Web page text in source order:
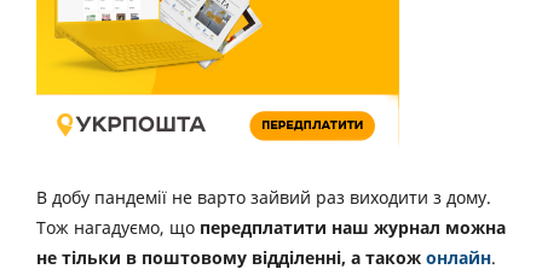
В добу пандемії не варто зайвий раз виходити з дому.
Тож нагадуємо, що передплатити наш журнал можна
не тільки в поштовому відділенні, а також онлайн.